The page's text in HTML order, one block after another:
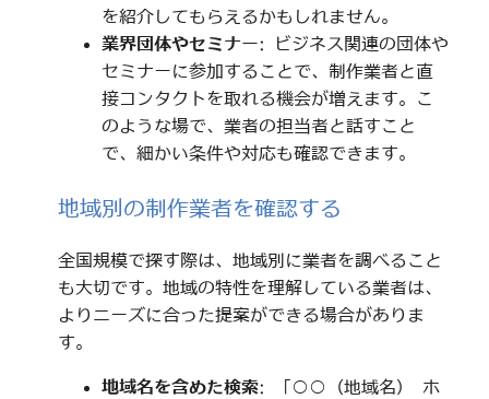
を紹介してもらえるかもしれません。
業界団体やセミナー: ビジネス関連の団体や
セミナーに参加することで、制作業者と直
接コンタクトを取れる機会が増えます。こ
のような場で、業者の担当者と話すこと
で、細かい条件や対応も確認できます。
地域別の制作業者を確認する
全国規模で探す際は、地域別に業者を調べること
も大切です。地域の特性を理解している業者は、
よりニーズに合った提案ができる場合がありま
す。
地域名を含めた検索: 「○○（地域名） ホ